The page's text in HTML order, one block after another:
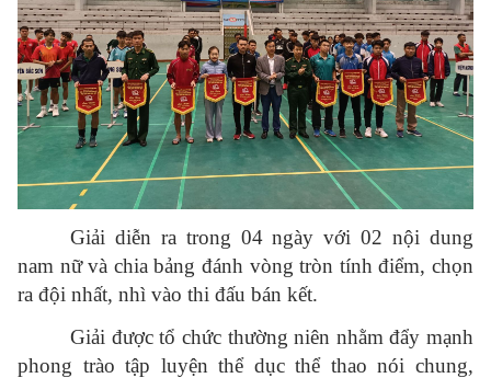
Giải diễn ra trong 04 ngày với 02 nội dung
nam nữ và chia bảng đánh vòng tròn tính điểm, chọn
ra đội nhất, nhì vào thi đấu bán kết.
Giải được tổ chức thường niên nhằm đẩy mạnh
phong trào tập luyện thể dục thể thao nói chung,